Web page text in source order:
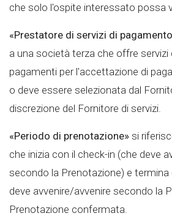
che solo l'ospite interessato possa
«Prestatore di servizi di
a una società terza che offre servizi
pagamenti per l'accettazione di
o deve essere selezionata dal
discrezione del Fornitore di servizi.
«Periodo di prenotazione» si
che inizia con il check-in (che deve
secondo la Prenotazione) e
deve avvenire/avvenire secondo la
Prenotazione confermata.